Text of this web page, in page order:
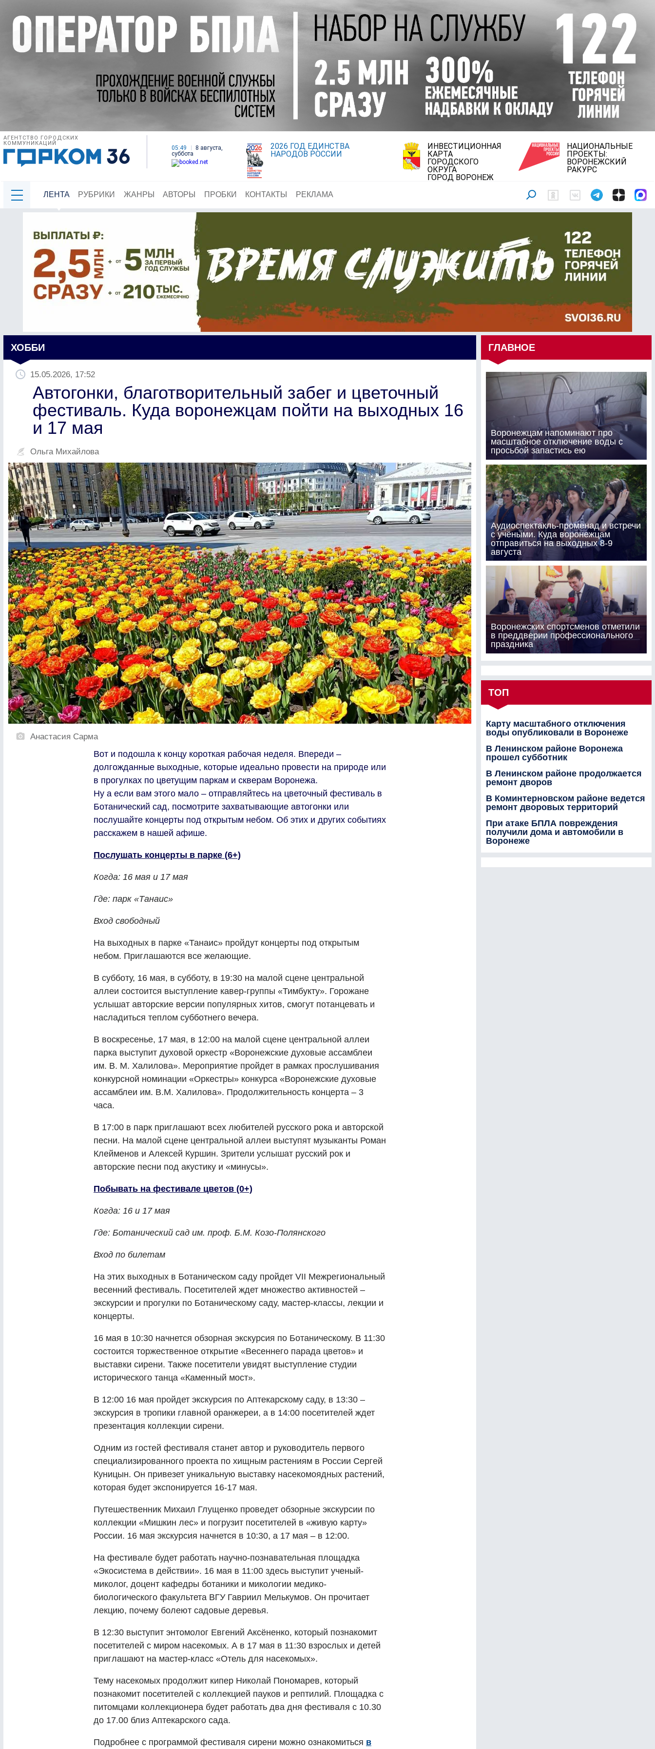
АГЕНТСТВО ГОРОДСКИХ
КОММУНИКАЦИЙ
05:49
8 августа,
суббота
2026 ГОД ЕДИНСТВА
НАРОДОВ РОССИИ
ИНВЕСТИЦИОННАЯ
КАРТА
ГОРОДСКОГО
ОКРУГА
ГОРОД ВОРОНЕЖ
НАЦИОНАЛЬНЫЕ
ПРОЕКТЫ:
ВОРОНЕЖСКИЙ
РАКУРС
ЛЕНТА РУБРИКИ ЖАНРЫ АВТОРЫ ПРОБКИ КОНТАКТЫ РЕКЛАМА
ХОББИ
15.05.2026, 17:52
Автогонки, благотворительный забег и цветочный
фестиваль. Куда воронежцам пойти на выходных 16
и 17 мая
Ольга Михайлова
Анастасия Сарма
Вот и подошла к концу короткая рабочая неделя. Впереди –
долгожданные выходные, которые идеально провести на природе или
в прогулках по цветущим паркам и скверам Воронежа.
Ну а если вам этого мало – отправляйтесь на цветочный фестиваль в
Ботанический сад, посмотрите захватывающие автогонки или
послушайте концерты под открытым небом. Об этих и других событиях
расскажем в нашей афише.
Послушать концерты в парке (6+)
Когда: 16 мая и 17 мая
Где: парк «Танаис»
Вход свободный
На выходных в парке «Танаис» пройдут концерты под открытым
небом. Приглашаются все желающие.
В субботу, 16 мая, в субботу, в 19:30 на малой сцене центральной
аллеи состоится выступление кавер-группы «Тимбукту». Горожане
услышат авторские версии популярных хитов, смогут потанцевать и
насладиться теплом субботнего вечера.
В воскресенье, 17 мая, в 12:00 на малой сцене центральной аллеи
парка выступит духовой оркестр «Воронежские духовые ассамблеи
им. В. М. Халилова». Мероприятие пройдет в рамках прослушивания
конкурсной номинации «Оркестры» конкурса «Воронежские духовые
ассамблеи им. В.М. Халилова». Продолжительность концерта – 3
часа.
В 17:00 в парк приглашают всех любителей русского рока и авторской
песни. На малой сцене центральной аллеи выступят музыканты Роман
Клейменов и Алексей Куршин. Зрители услышат русский рок и
авторские песни под акустику и «минусы».
Побывать на фестивале цветов (0+)
Когда: 16 и 17 мая
Где: Ботанический сад им. проф. Б.М. Козо-Полянского
Вход по билетам
На этих выходных в Ботаническом саду пройдет VII Межрегиональный
весенний фестиваль. Посетителей ждет множество активностей –
экскурсии и прогулки по Ботаническому саду, мастер-классы, лекции и
концерты.
16 мая в 10:30 начнется обзорная экскурсия по Ботаническому. В 11:30
состоится торжественное открытие «Весеннего парада цветов» и
выставки сирени. Также посетители увидят выступление студии
исторического танца «Каменный мост».
В 12:00 16 мая пройдет экскурсия по Аптекарскому саду, в 13:30 –
экскурсия в тропики главной оранжереи, а в 14:00 посетителей ждет
презентация коллекции сирени.
Одним из гостей фестиваля станет автор и руководитель первого
специализированного проекта по хищным растениям в России Сергей
Куницын. Он привезет уникальную выставку насекомоядных растений,
которая будет экспонируется 16-17 мая.
Путешественник Михаил Глущенко проведет обзорные экскурсии по
коллекции «Мишкин лес» и погрузит посетителей в «живую карту»
России. 16 мая экскурсия начнется в 10:30, а 17 мая – в 12:00.
На фестивале будет работать научно-познавательная площадка
«Экосистема в действии». 16 мая в 11:00 здесь выступит ученый-
миколог, доцент кафедры ботаники и микологии медико-
биологического факультета ВГУ Гавриил Мелькумов. Он прочитает
лекцию, почему болеют садовые деревья.
В 12:30 выступит энтомолог Евгений Аксёненко, который познакомит
посетителей с миром насекомых. А в 17 мая в 11:30 взрослых и детей
приглашают на мастер-класс «Отель для насекомых».
Тему насекомых продолжит кипер Николай Пономарев, который
познакомит посетителей с коллекцией пауков и рептилий. Площадка с
питомцами коллекционера будет работать два дня фестиваля с 10.30
до 17.00 близ Аптекарского сада.
Подробнее с программой фестиваля сирени можно ознакомиться в
ГЛАВНОЕ
Воронежцам напоминают про
масштабное отключение воды с
просьбой запастись ею
Аудиоспектакль-променад и встречи
с учёными. Куда воронежцам
отправиться на выходных 8-9
августа
Воронежских спортсменов отметили
в преддверии профессионального
праздника
ТОП
Карту масштабного отключения
воды опубликовали в Воронеже
В Ленинском районе Воронежа
прошел субботник
В Ленинском районе продолжается
ремонт дворов
В Коминтерновском районе ведется
ремонт дворовых территорий
При атаке БПЛА повреждения
получили дома и автомобили в
Воронеже